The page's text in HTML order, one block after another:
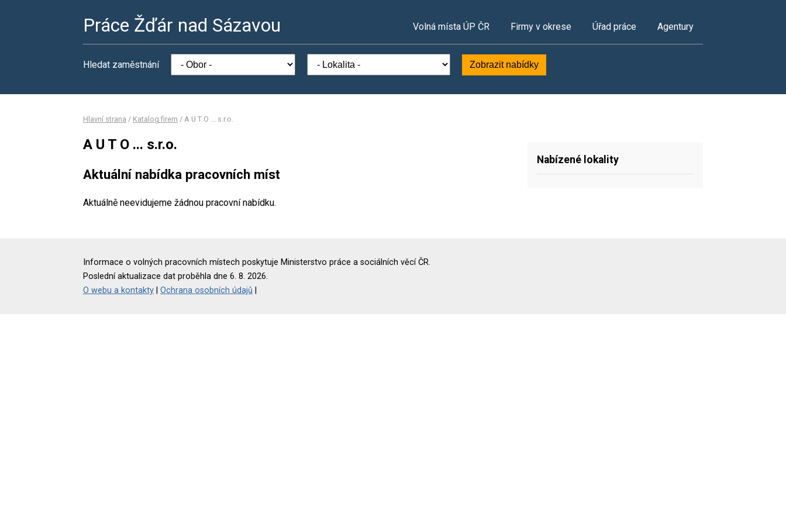
Práce Žďár nad Sázavou Volná místa ÚP ČR Firmy v okrese Úřad práce Agentury
Hledat zaměstnání Zobrazit nabídky
Hlavní strana / Katalog firem / A U T O ... s.r.o.
A U T O ... s.r.o.
Aktuální nabídka pracovních míst
Aktuálně neevidujeme žádnou pracovní nabídku.
Nabízené lokality
Informace o volných pracovních místech poskytuje Ministerstvo práce a sociálních věcí ČR.
Poslední aktualizace dat proběhla dne 6. 8. 2026.
O webu a kontakty
Ochrana osobních údajů